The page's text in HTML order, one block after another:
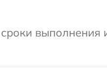
выполнения